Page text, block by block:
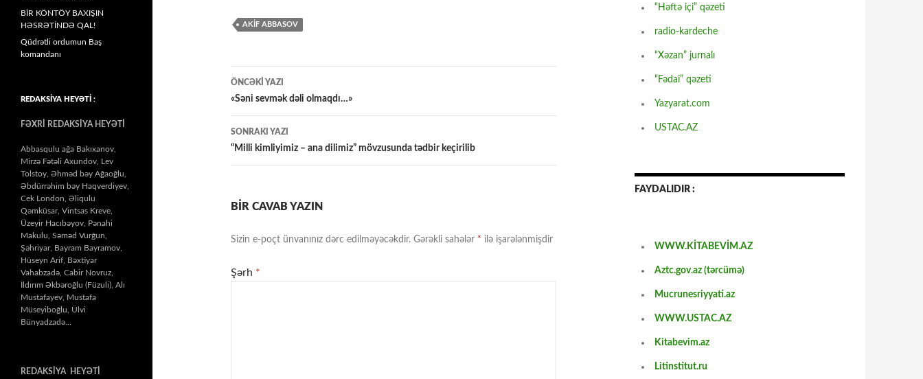
AKİF ABBASOV
Yazılar
üzrə
naviqasiya
ÖNCƏKI YAZI
«Səni sevmək dəli olmaqdı…»
SONRAKI YAZI
“Milli kimliyimiz – ana dilimiz” mövzusunda tədbir keçirilib
BIR CAVAB YAZIN
Sizin e-poçt ünvanınız dərc edilməyəcəkdir. Gərəkli sahələr * ilə işarələnmişdir
Şərh *
“Həftə içi” qəzeti
radio-kardeche
“Xəzan” jurnalı
“Fədai” qəzeti
Yazyarat.com
USTAC.AZ
FAYDALIDIR :
WWW.KİTABEVİM.AZ
Aztc.gov.az (tərcümə)
Mucrunesriyyati.az
WWW.USTAC.AZ
Kitabevim.az
Litinstitut.ru
BİR KÖNTÖY BAXIŞIN
HƏSRƏTİNDƏ QAL!
Qüdrətli ordumun Baş
komandanı
REDAKSİYA HEYƏTİ :
FƏXRİ REDAKSİYA HEYƏTİ
Abbasqulu ağa Bakıxanov,
Mirzə Fətəli Axundov, Lev
Tolstoy, Əhməd bəy Ağaoğlu,
Əbdürrəhim bəy Haqverdiyev,
Cek London, Əliqulu
Qəmküsar, Vintsas Kreve,
Üzeyir Hacıbəyov, Pənahi
Makulu, Səməd Vurğun,
Şəhriyar, Bayram Bayramov,
Hüseyn Arif, Bəxtiyar
Vahabzadə, Cabir Novruz,
İldırım Əkbəroğlu (Füzuli), Alı
Mustafayev, Mustafa
Müseyiboğlu, Ülvi
Bünyadzadə…
REDAKSİYA HEYƏTİ